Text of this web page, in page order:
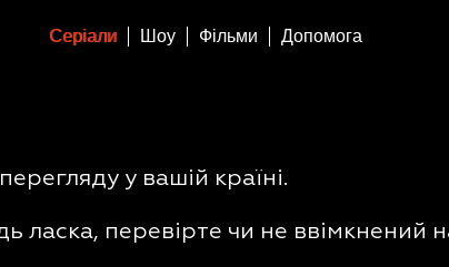
Серіали Шоу Фільми Допомога